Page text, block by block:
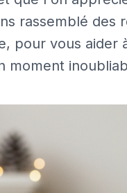
rassemblé des
pour vous aider
moment